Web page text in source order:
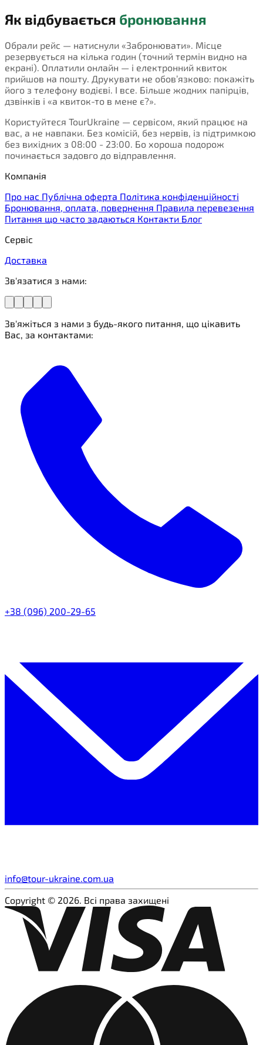
Як відбувається бронювання
Обрали рейс — натиснули «Забронювати». Місце
резервується на кілька годин (точний термін видно на
екрані). Оплатили онлайн — і електронний квиток
прийшов на пошту. Друкувати не обов’язково: покажіть
його з телефону водієві. І все. Більше жодних папірців,
дзвінків і «а квиток-то в мене є?».
Користуйтеся TourUkraine — сервісом, який працює на
вас, а не навпаки. Без комісій, без нервів, із підтримкою
без вихідних з 08:00 - 23:00. Бо хороша подорож
починається задовго до відправлення.
Компанія
Про нас Публічна оферта Політика конфіденційності
Бронювання, оплата, повернення Правила перевезення
Питання що часто задаються Контакти Блог
Сервіс
Доставка
Зв'язатися з нами:
Зв'яжіться з нами з будь-якого питання, що цікавить
Вас, за контактами:
+38 (096) 200-29-65
info@tour-ukraine.com.ua
Copyright © 2026. Всі права захищені